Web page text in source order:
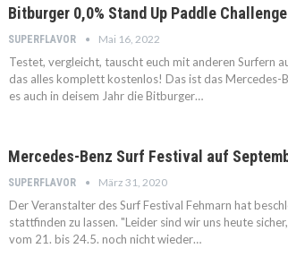
Bitburger 0,0% Stand Up Paddle
SUPERFLAVOR Mai 16, 2022
Testet, vergleicht, tauscht euch mit anderen Surfern
das alles komplett kostenlos! Das ist das Mercedes-
es auch in deisem Jahr die Bitburger…
Mercedes-Benz Surf Festival auf
SUPERFLAVOR März 31, 2020
Der Veranstalter des Surf Festival Fehmarn hat
stattfinden zu lassen. "Leider sind wir uns heute
vom 21. bis 24.5. noch nicht wieder…